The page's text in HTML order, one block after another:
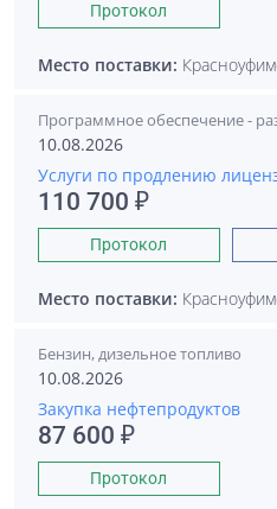
Протокол
Место поставки:
Программное обеспечение -
10.08.2026
Услуги по продлению
110 700 ₽
Протокол
Место поставки:
Бензин, дизельное топливо
10.08.2026
Закупка нефтепродуктов
87 600 ₽
Протокол